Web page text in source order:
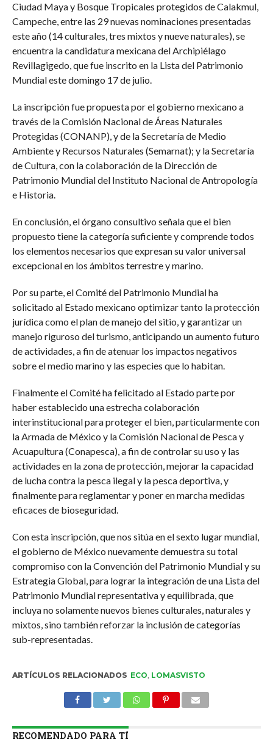
Ciudad Maya y Bosque Tropicales protegidos de Calakmul,
Campeche, entre las 29 nuevas nominaciones presentadas
este año (14 culturales, tres mixtos y nueve naturales), se
encuentra la candidatura mexicana del Archipiélago
Revillagigedo, que fue inscrito en la Lista del Patrimonio
Mundial este domingo 17 de julio.
La inscripción fue propuesta por el gobierno mexicano a
través de la Comisión Nacional de Áreas Naturales
Protegidas (CONANP), y de la Secretaría de Medio
Ambiente y Recursos Naturales (Semarnat); y la Secretaría
de Cultura, con la colaboración de la Dirección de
Patrimonio Mundial del Instituto Nacional de Antropología
e Historia.
En conclusión, el órgano consultivo señala que el bien
propuesto tiene la categoría suficiente y comprende todos
los elementos necesarios que expresan su valor universal
excepcional en los ámbitos terrestre y marino.
Por su parte, el Comité del Patrimonio Mundial ha
solicitado al Estado mexicano optimizar tanto la protección
jurídica como el plan de manejo del sitio, y garantizar un
manejo riguroso del turismo, anticipando un aumento futuro
de actividades, a fin de atenuar los impactos negativos
sobre el medio marino y las especies que lo habitan.
Finalmente el Comité ha felicitado al Estado parte por
haber establecido una estrecha colaboración
interinstitucional para proteger el bien, particularmente con
la Armada de México y la Comisión Nacional de Pesca y
Acuapultura (Conapesca), a fin de controlar su uso y las
actividades en la zona de protección, mejorar la capacidad
de lucha contra la pesca ilegal y la pesca deportiva, y
finalmente para reglamentar y poner en marcha medidas
eficaces de bioseguridad.
Con esta inscripción, que nos sitúa en el sexto lugar mundial,
el gobierno de México nuevamente demuestra su total
compromiso con la Convención del Patrimonio Mundial y su
Estrategia Global, para lograr la integración de una Lista del
Patrimonio Mundial representativa y equilibrada, que
incluya no solamente nuevos bienes culturales, naturales y
mixtos, sino también reforzar la inclusión de categorías
sub-representadas.
ARTÍCULOS RELACIONADOS ECO, LOMASVISTO
RECOMENDADO PARA TÍ